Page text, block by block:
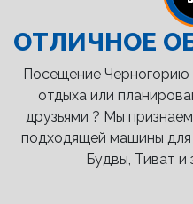
ОТЛИЧНОЕ
Посещение Черногорию
отдыха или
друзьями ? Мы
подходящей машины
Будвы, Тиват и